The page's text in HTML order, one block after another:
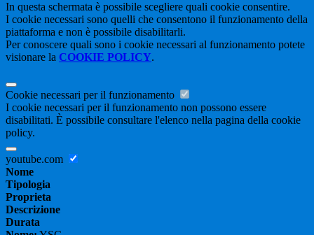
In questa schermata è possibile scegliere quali cookie consentire.
I cookie necessari sono quelli che consentono il funzionamento della
piattaforma e non è possibile disabilitarli.
Per conoscere quali sono i cookie necessari al funzionamento potete
visionare la COOKIE POLICY.
Cookie necessari per il funzionamento
I cookie necessari per il funzionamento non possono essere
disabilitati. È possibile consultare l'elenco nella pagina della cookie
policy.
youtube.com
Nome
Tipologia
Proprieta
Descrizione
Durata